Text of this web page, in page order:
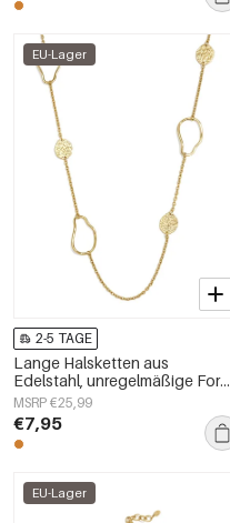
EU-Lager
2-5 TAGE
Lange Halsketten aus
Edelstahl, unregelmäßige Form,
schlichte Alltags-Serie,
Damenschmuck
MSRP €25,99
€7,95
EU-Lager